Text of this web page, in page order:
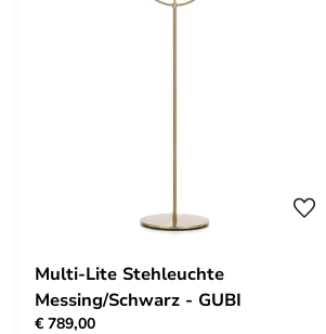
Multi-Lite Stehleuchte
Messing/Schwarz - GUBI
€ 789,00